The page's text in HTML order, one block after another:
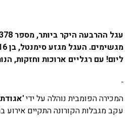
ליום! עם רגליים ארוכות וחזקות,
המכירה הפומבית נוהלה על ידי
עקב מגבלות הקורונה התקיים אירוע